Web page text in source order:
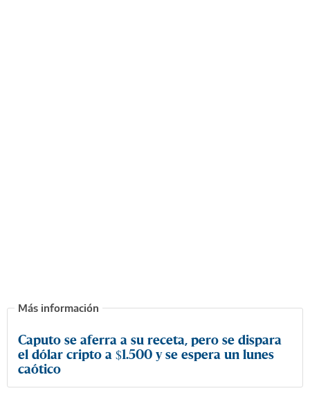
Caputo se aferra a su receta, pero se dispara
el dólar cripto a $1.500 y se espera un lunes
caótico